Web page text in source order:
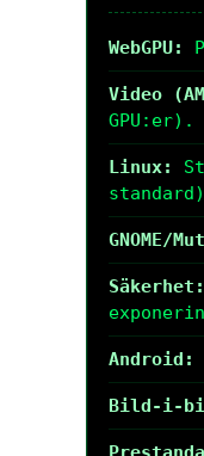
WebGPU:
Video
GPU:er).
Linux:
GNOME/
Säkerhet:
Android:
Bild-i-